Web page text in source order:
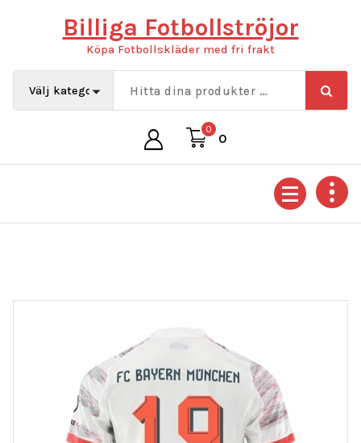
Billiga Fotbollströjor
Köpa Fotbollskläder med fri frakt
0
0